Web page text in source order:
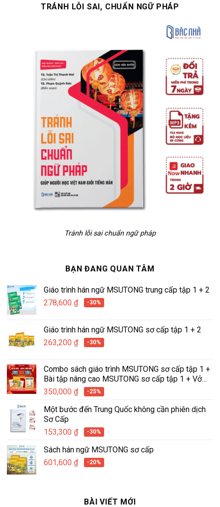
TRÁNH LỖI SAI, CHUẨN NGỮ PHÁP
Tránh lỗi sai chuẩn ngữ pháp
BẠN ĐANG QUAN TÂM
Giáo trình hán ngữ MSUTONG trung cấp tập 1 + 2
278,600 ₫ -30%
Giáo trình hán ngữ MSUTONG sơ cấp tập 1 + 2
263,200 ₫ -30%
Combo sách giáo trình MSUTONG sơ cấp tập 1 +
Bài tập nâng cao MSUTONG sơ cấp tập 1 + Vở
tập viết hán ngữ tích hợp MSUTONG tập 1
350,000 ₫ -25%
Một bước đến Trung Quốc không cần phiên dịch
Sơ Cấp
153,300 ₫ -30%
Sách hán ngữ MSUTONG sơ cấp
601,600 ₫ -20%
BÀI VIẾT MỚI